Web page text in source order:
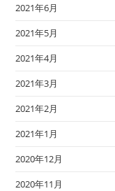
2021年6月
2021年5月
2021年4月
2021年3月
2021年2月
2021年1月
2020年12月
2020年11月